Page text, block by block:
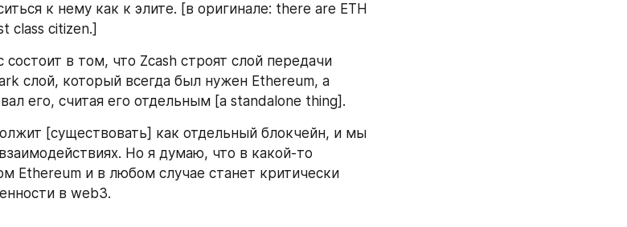
к нему как к элите. [в оригинале: there are ETH
class citizen.]
в том, что Zcash строят слой передачи
слой, который всегда был нужен Ethereum, а
его, считая его отдельным [a standalone thing].
[существовать] как отдельный блокчейн, и мы
Но я думаю, что в какой-то
Ethereum и в любом случае станет критически
в web3.